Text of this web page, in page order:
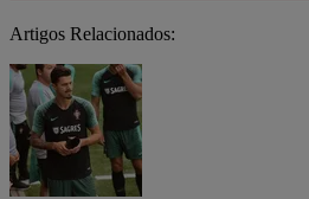
Artigos Relacionados: